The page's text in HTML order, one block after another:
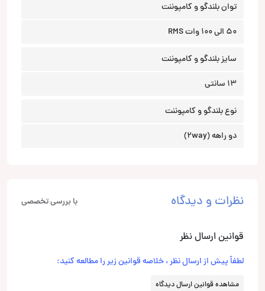
توان بلندگو و کامپوننت
50 الی 100 وات RMS
سایز بلندگو و کامپوننت
13 سانتی
نوع بلندگو و کامپوننت
دو راهه (2way)
نظرات و دیدگاه با بررسی تخصصی
قوانین ارسال نظر
لطفاً پیش از ارسال نظر ، خلاصه قوانین زیر را مطالعه کنید:
مشاهده قوانین ارسال دیدگاه